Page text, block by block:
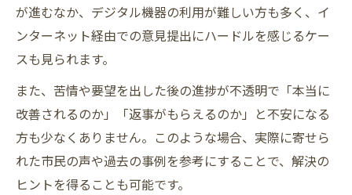
が進むなか、デジタル機器の利用が難しい方も多く、イ
ンターネット経由での意見提出にハードルを感じるケー
スも見られます。
また、苦情や要望を出した後の進捗が不透明で「本当に
改善されるのか」「返事がもらえるのか」と不安になる
方も少なくありません。このような場合、実際に寄せら
れた市民の声や過去の事例を参考にすることで、解決の
ヒントを得ることも可能です。